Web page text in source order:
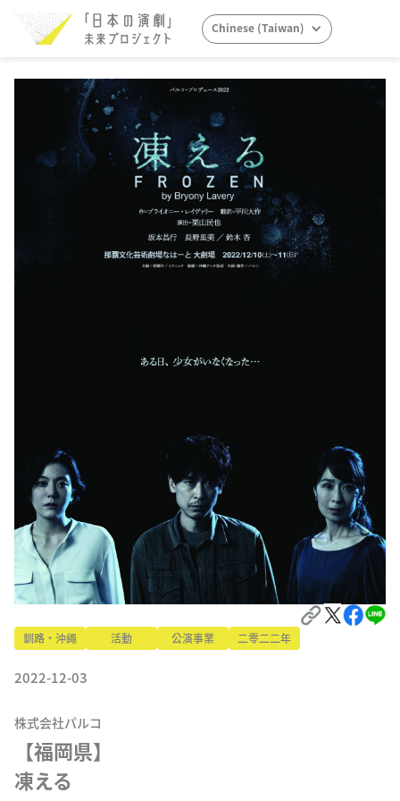
Chinese (Taiwan)
釧路・沖繩 活動 公演事業 二零二二年
2022-12-03
株式会社パルコ
【福岡県】